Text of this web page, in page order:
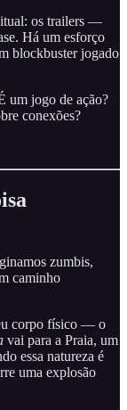
os trailers —
Há um esforço
blockbuster jogado
um jogo de ação?
conexões?
zumbis,
caminho
corpo físico — o
vai para a Praia, um
essa natureza é
uma explosão